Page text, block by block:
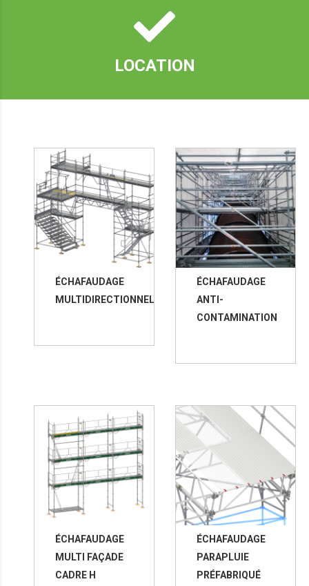
LOCATION
ÉCHAFAUDAGE
MULTIDIRECTIONNEL
ÉCHAFAUDAGE
ANTI-
CONTAMINATION
ÉCHAFAUDAGE
MULTI FAÇADE
CADRE H
ÉCHAFAUDAGE
PARAPLUIE
PRÉFABRIQUÉ